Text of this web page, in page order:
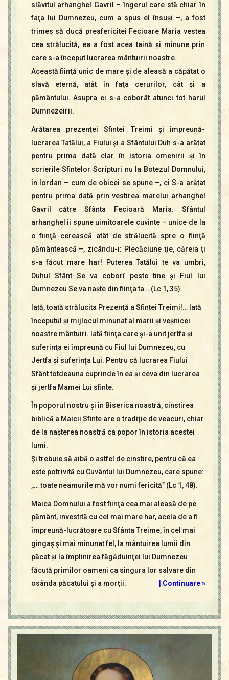
slăvitul arhanghel Gavril – îngerul care stă chiar în
faţa lui Dumnezeu, cum a spus el însuşi –, a fost
trimes să ducă preafericitei Fecioare Maria vestea
cea strălucită, ea a fost acea taină şi minune prin
care s-a început lucrarea mântuirii noastre.
Această fiinţă unic de mare şi de aleasă a căpătat o
slavă eternă, atât în faţa cerurilor, cât şi a
pământului. Asupra ei s-a coborât atunci tot harul
Dumnezeirii.
Arătarea prezenţei Sfintei Treimi şi împreună-
lucrarea Tatălui, a Fiului şi a Sfântului Duh s-a arătat
pentru prima dată clar în istoria omenirii şi în
scrierile Sfintelor Scripturi nu la Botezul Domnului,
în Iordan – cum de obicei se spune –, ci S-a arătat
pentru prima dată prin vestirea marelui arhanghel
Gavril către Sfânta Fecioară Maria. Sfântul
arhanghel îi spune uimitoarele cuvinte – unice de la
o fiinţă cerească atât de strălucită spre o fiinţă
pământească –, zicându-i: Plecăciune ţie, căreia ţi
s-a făcut mare har! Puterea Tatălui te va umbri,
Duhul Sfânt Se va coborî peste tine şi Fiul lui
Dumnezeu Se va naşte din fiinţa ta… (Lc 1, 35).
Iată, toată strălucita Prezenţă a Sfintei Treimi!… Iată
începutul şi mijlocul minunat al marii şi veşnicei
noastre mântuiri. Iată fiinţa care şi-a unit jertfa şi
suferinţa ei împreună cu Fiul lui Dumnezeu, cu
Jertfa şi suferinţa Lui. Pentru că lucrarea Fiului
Sfânt totdeauna cuprinde în ea şi ceva din lucrarea
şi jertfa Mamei Lui sfinte.
În poporul nostru şi în Biserica noastră, cinstirea
biblică a Maicii Sfinte are o tradiţie de veacuri, chiar
de la naşterea noastră ca popor în istoria acestei
lumi.
Şi trebuie să aibă o astfel de cinstire, pentru că ea
este potrivită cu Cuvântul lui Dumnezeu, care spune:
„… toate neamurile mă vor numi fericită” (Lc 1, 48).
Maica Domnului a fost fiinţa cea mai aleasă de pe
pământ, investită cu cel mai mare har, acela de a fi
împreună-lucrătoare cu Sfânta Treime, în cel mai
gingaş şi mai minunat fel, la mântuirea lumii din
păcat şi la împlinirea făgăduinţei lui Dumnezeu
făcută primilor oameni ca singura lor salvare din
osânda păcatului şi a morţii.
Continuare »